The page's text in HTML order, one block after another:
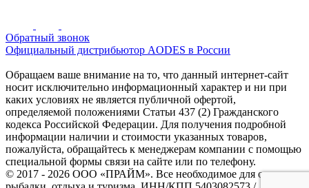
Обратный звонок
Официальный дистрибьютор AODES в России
Обращаем ваше внимание на то, что данный интернет-сайт
носит исключительно информационный характер и ни при
каких условиях не является публичной офертой,
определяемой положениями Статьи 437 (2) Гражданского
кодекса Российской Федерации. Для получения подробной
информации наличии и стоимости указанных товаров,
пожалуйста, обращайтесь к менеджерам компании с помощью
специальной формы связи на сайте или по телефону.
© 2017 - 2026 ООО «ПРАЙМ». Все необходимое для охоты и